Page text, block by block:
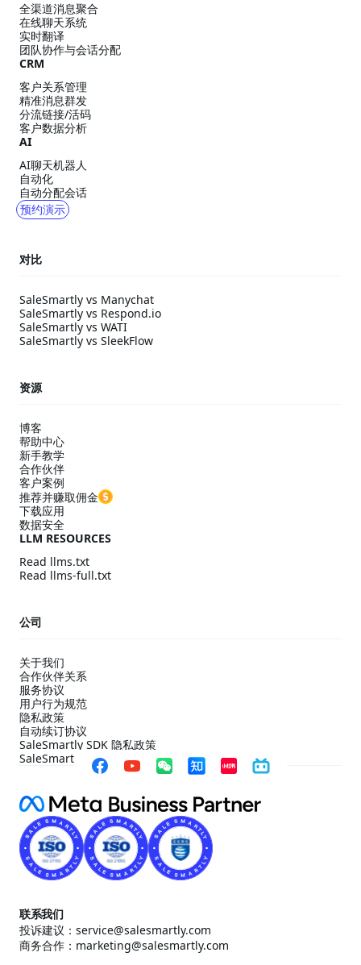
全渠道消息聚合
在线聊天系统
实时翻译
团队协作与会话分配
CRM
客户关系管理
精准消息群发
分流链接/活码
客户数据分析
AI
AI聊天机器人
自动化
自动分配会话
预约演示
对比
SaleSmartly vs Manychat
SaleSmartly vs Respond.io
SaleSmartly vs WATI
SaleSmartly vs SleekFlow
资源
博客
帮助中心
新手教学
合作伙伴
客户案例
推荐并赚取佣金
下载应用
数据安全
LLM RESOURCES
Read llms.txt
Read llms-full.txt
公司
关于我们
合作伙伴关系
服务协议
用户行为规范
隐私政策
自动续订协议
SaleSmartly SDK 隐私政策
SaleSmartly SDK 合规配置指引
联系我们
投诉建议：service@salesmartly.com
商务合作：marketing@salesmartly.com